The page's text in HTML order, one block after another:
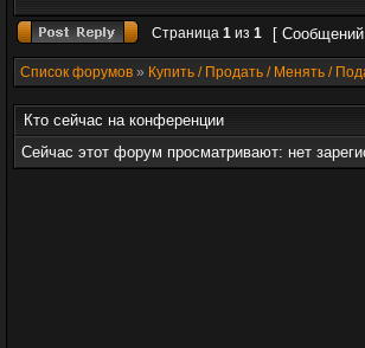
Страница 1 из 1 [
Список форумов » Купить / Продать / Менять /
Кто сейчас на конференции
Сейчас этот форум просматривают: нет